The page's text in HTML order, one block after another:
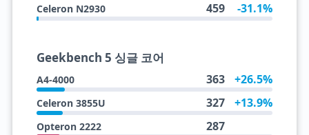
Celeron N2930 459 -31.1%
Geekbench 5 싱글 코어
A4-4000 363 +26.5%
Celeron 3855U 327 +13.9%
Opteron 2222 287